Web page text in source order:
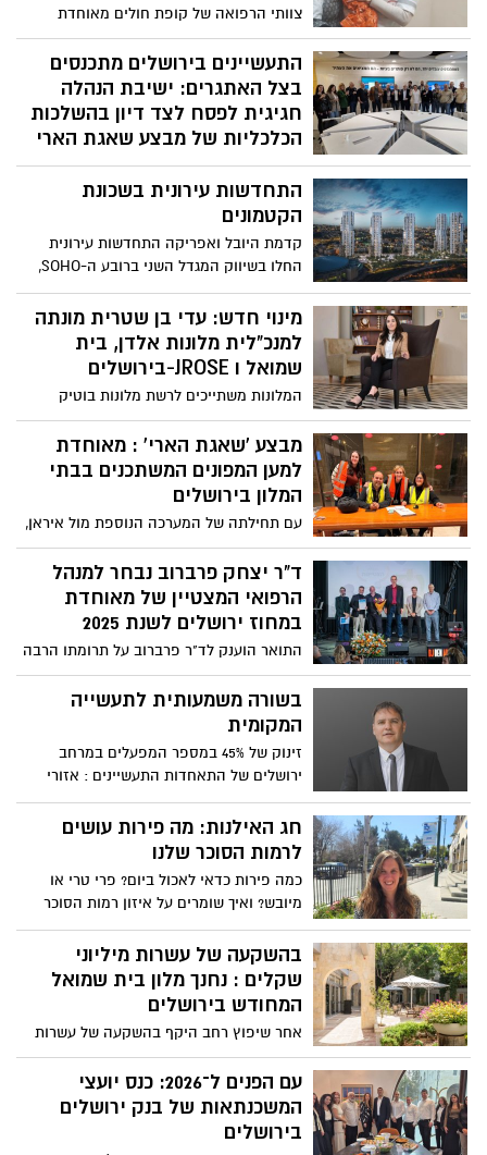
פעיל לבין תמיכה בקהילה
צוותי הרפואה של קופת חולים מאוחדת
בביתר עילית יילדו ביממה שתי נשים בשתי
מרפאות שונות בעיר. היולדת הראשונה היא
עובדת הקופה שהגיעה להיבדק במקום
עבודתה בשבוע ה-38 להריונה; יממה לאחר
מכן התרחשה לידה נוספת של אישה בשבוע
ה-41 להריונה
התעשיינים בירושלים מתכנסים
בצל האתגרים: ישיבת הנהלה
חגיגית לפסח לצד דיון בהשלכות
הכלכליות של מבצע שאגת הארי
במפגש שנערך במכללת עזריאלי להנדסה
בירושלים הדגישו בכירי התאחדות התעשיינים
את חוסן התעשייה המקומית, לצד חשש
מהשפעות תנודות הדולר והמצב הביטחוני;
נתוני המרחב מצביעים על מגמת צמיחה
התחדשות עירונית בשכונת
הקטמונים
קדמת היובל ואפריקה התחדשות עירונית
החלו בשיווק המגדל השני ברובע ה-SOHO,
התחדשות עירונית בשכונת הקטמונים
בירושלים, וכולל הקמת 5 מגדלים בני 34
ישנות. שיווק הבניין השני יוצא כעת לדרך עם
תמהיל דירות של 2-6 חדרים, פנטהאוזים
ודירות גן
מינוי חדש: עדי בן שטרית מונתה
למנכ"לית מלונות אלדן, בית
שמואל ו JROSE-בירושלים
המלונות משתייכים לרשת מלונות בוטיק
ירושלמית מתרחבת
מבצע 'שאגת הארי' : מאוחדת
למען המפונים המשתכנים בבתי
המלון בירושלים
עם תחילתה של המערכה הנוספת מול איראן,
מאוחדת מפעילה צוותים רפואיים רב
תחומיים בבתי מלון ברחבי ירושלים, שם
שוהים מפונים שבתיהם נפגעו בעקבות מטח
הטילים
ד"ר יצחק פרברוב נבחר למנהל
הרפואי המצטיין של מאוחדת
במחוז ירושלים לשנת 2025
התואר הוענק לד"ר פרברוב על תרומתו הרבה
בקידום הרפואה בקהילה בירושלים והסביבה,
ובהובלת תהליכים רפואיים משמעותיים,
יוזמות, חדשנות וקידום מחקר. לצד פעילותו
החטופים והשבים במחוז ירושלים בהיבטים
בשורה משמעותית לתעשייה
המקומית
זינוק של 45% במספר המפעלים במרחב
ירושלים של התאחדות התעשיינים : אזורי
התעשייה של מודיעין, אריאל וברקן מצטרפים
למרחב ירושלים
חג האילנות: מה פירות עושים
לרמות הסוכר שלנו
כמה פירות כדאי לאכול ביום? פרי טרי או
מיובש? ואיך שומרים על איזון רמות הסוכר
סביב שולחן החג? ט"ו בשבט כבר כאן ואיתו
שפע פירות הארץ המהווים קינוח מהטבע, אך
עלולים להכיל כמות קלוריות וסוכר גבוהה
מהצפוי. עדי שנהב, דיאטנית קלינית
במאוחדת מחוז ירושלים, עם ההמלצות
שיעזרו לכם ליהנות מהחג ולשמור על
הבריאות
בהשקעה של עשרות מיליוני
שקלים : נחנך מלון בית שמואל
המחודש בירושלים
אחר שיפוץ רחב היקף בהשקעה של עשרות
מיליוני שקלים ותחת הנהלה חדשה, נחנך מלון
בית שמואל המחודש בלב ירושלים
עם הפנים ל־2026: כנס יועצי
המשכנתאות של בנק ירושלים
בירושלים